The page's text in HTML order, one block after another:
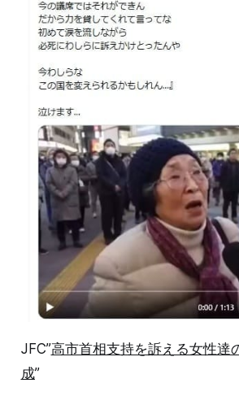
JFC”高市首相支持を訴える女性達
成”